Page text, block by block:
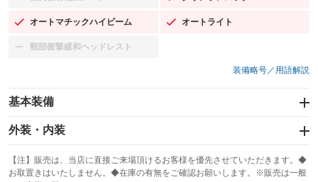
オートマチックハイビーム
：装備あり オートライト
：装備あり
頸部衝撃緩和ヘッドレスト
：装備なし
装備略号／用語解説
基本装備
エアバッグ：運転席/助手席/サイド
：装備あり
：装備あり
サンルーフ ABS
外装・内装
カーナビ：SDナビ
：装備あり
【注】販売は、当店に直接ご来場頂けるお客様を優先させていただきます。◆
お取置きはいたしません。◆在庫の有無をご確認お願いします。※販売は一般